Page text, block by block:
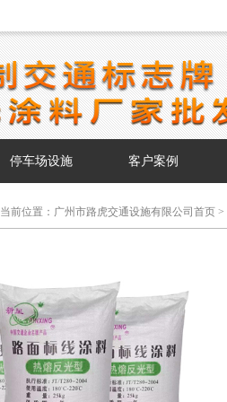
停车场设施 客户案例
当前位置： 广州市路虎交通设施有限公司首页 >